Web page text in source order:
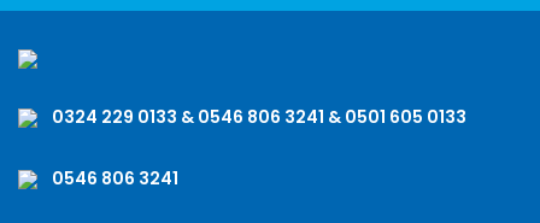
0324 229 0133 & 0546 806 3241 & 0501 605 0133
0546 806 3241